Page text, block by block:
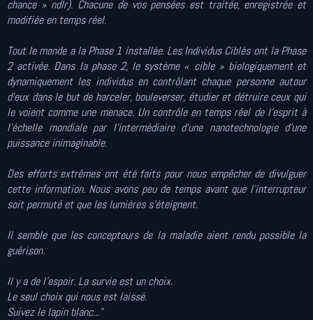
chance » ndlr). Chacune de vos pensées est traitée, enregistrée et
modifiée en temps réel.
Tout le monde a la Phase 1 installée. Les Individus Ciblés ont la Phase
2 activée. Dans la phase 2, le système « cible » biologiquement et
dynamiquement les individus en contrôlant chaque personne autour
d’eux dans le but de harceler, bouleverser, étudier et détruire ceux qui
le voient comme une menace. Un contrôle en temps réel de l'esprit à
l'échelle mondiale par l'intermédiaire d’une nanotechnologie d’une
puissance inimaginable.
Des efforts extrêmes ont été faits pour nous empêcher de divulguer
cette information. Nous avons peu de temps avant que l’interrupteur
soit permuté et que les lumières s'éteignent.
Il semble que les concepteurs de la maladie aient rendu possible la
guérison.
Il y a de l'espoir. La survie est un choix.
Le seul choix qui nous est laissé.
Suivez le lapin blanc..."